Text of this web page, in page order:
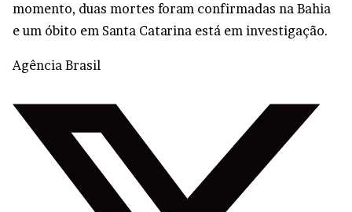
momento, duas mortes foram confirmadas na Bahia
e um óbito em Santa Catarina está em investigação.
Agência Brasil